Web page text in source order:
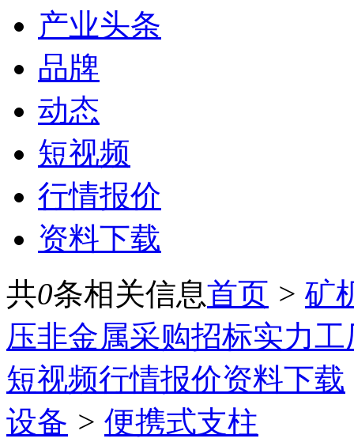
产业头条
品牌
动态
短视频
行情报价
资料下载
共0条相关信息首页 > 矿
压非金属采购招标实力工
短视频行情报价资料下载
设备 > 便携式支柱